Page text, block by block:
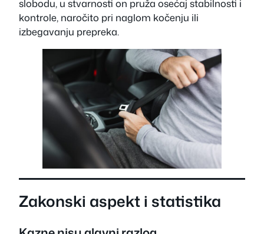
slobodu, u stvarnosti on pruža osećaj stabilnosti i
kontrole, naročito pri naglom kočenju ili
izbegavanju prepreka.
Zakonski aspekt i statistika